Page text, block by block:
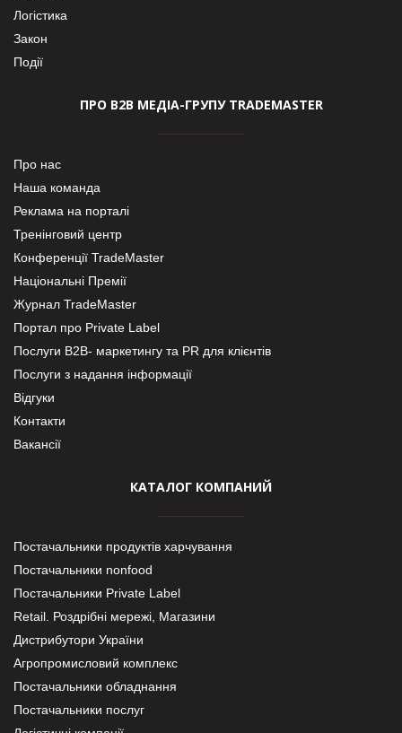
Логістика
Закон
Події
ПРО В2В МЕДІА-ГРУПУ TRADEMASTER
Про нас
Наша команда
Реклама на порталі
Тренінговий центр
Конференції TradeMaster
Національні Премії
Журнал TradeMaster
Портал про Private Label
Послуги В2В- маркетингу та PR для клієнтів
Послуги з надання інформації
Відгуки
Контакти
Вакансії
КАТАЛОГ КОМПАНИЙ
Постачальники продуктів харчування
Постачальники nonfood
Постачальники Private Label
Retail. Роздрібні мережі, Магазини
Дистрибутори України
Агропромисловий комплекс
Постачальники обладнання
Постачальники послуг